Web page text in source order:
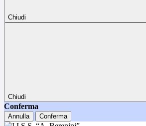
Chiudi
Chiudi
Conferma
Annulla Conferma